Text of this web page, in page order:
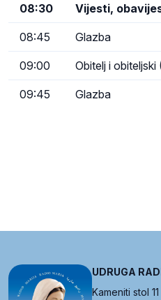
08:30 Vijesti,
08:45 Glazba
09:00 Obitelj i obiteljski
09:45 Glazba
UDRUGA
Kameniti stol 11